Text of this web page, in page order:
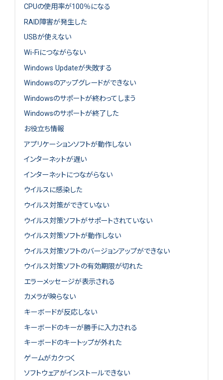
CPUの使用率が100％になる
RAID障害が発生した
USBが使えない
Wi-Fiにつながらない
Windows Updateが失敗する
Windowsのアップグレードができない
Windowsのサポートが終わってしまう
Windowsのサポートが終了した
お役立ち情報
アプリケーションソフトが動作しない
インターネットが遅い
インターネットにつながらない
ウイルスに感染した
ウイルス対策ができていない
ウイルス対策ソフトがサポートされていない
ウイルス対策ソフトが動作しない
ウイルス対策ソフトのバージョンアップができない
ウイルス対策ソフトの有効期限が切れた
エラーメッセージが表示される
カメラが映らない
キーボードが反応しない
キーボードのキーが勝手に入力される
キーボードのキートップが外れた
ゲームがカクつく
ソフトウェアがインストールできない